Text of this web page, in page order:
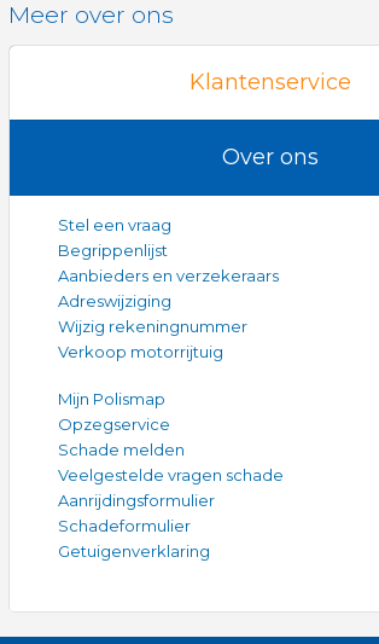
Meer over ons
Klantenservice
Over ons
Stel een vraag
Begrippenlijst
Aanbieders en verzekeraars
Adreswijziging
Wijzig rekeningnummer
Verkoop motorrijtuig
Mijn Polismap
Opzegservice
Schade melden
Veelgestelde vragen schade
Aanrijdingsformulier
Schadeformulier
Getuigenverklaring